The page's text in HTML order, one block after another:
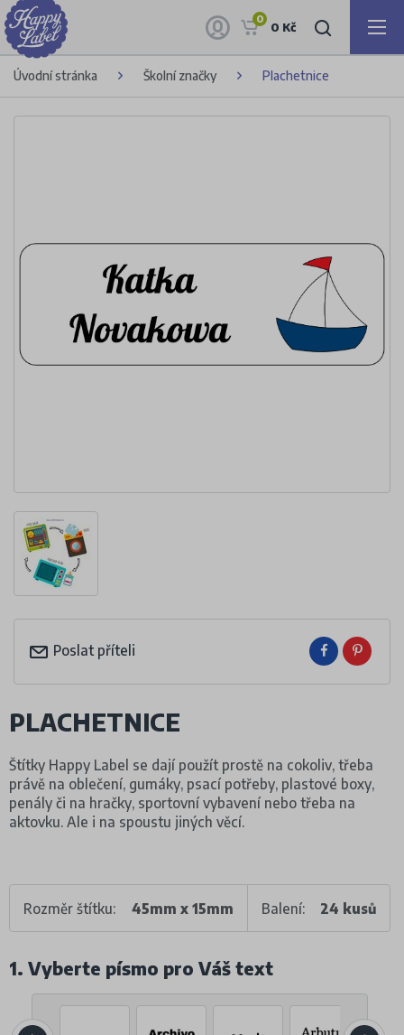
0
0 Kč
Úvodní stránka Školní značky Plachetnice
Poslat příteli
PLACHETNICE
Štítky Happy Label se dají použít prostě na cokoliv, třeba
právě na oblečení, gumáky, psací potřeby, plastové boxy,
penály či na hračky, sportovní vybavení nebo třeba na
aktovku. Ale i na spoustu jiných věcí.
Rozměr štítku: 45mm x 15mm Balení: 24 kusů
1. Vyberte písmo pro Váš text